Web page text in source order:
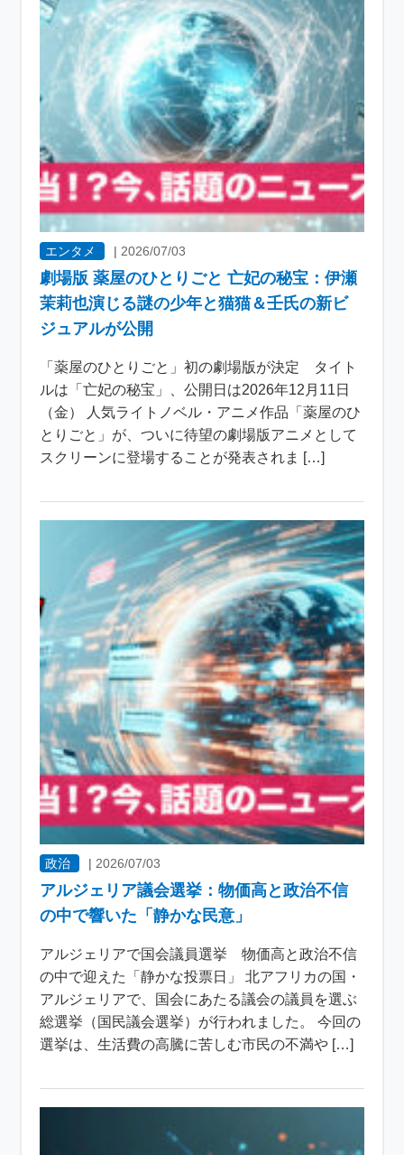
エンタメ | 2026/07/03
劇場版 薬屋のひとりごと 亡妃の秘宝：伊瀬
茉莉也演じる謎の少年と猫猫＆壬氏の新ビ
ジュアルが公開
「薬屋のひとりごと」初の劇場版が決定 タイト
ルは「亡妃の秘宝」、公開日は2026年12月11日
（金） 人気ライトノベル・アニメ作品「薬屋のひ
とりごと」が、ついに待望の劇場版アニメとして
スクリーンに登場することが発表されま […]
政治 |2026/07/03
アルジェリア議会選挙：物価高と政治不信
の中で響いた「静かな民意」
アルジェリアで国会議員選挙 物価高と政治不信
の中で迎えた「静かな投票日」 北アフリカの国・
アルジェリアで、国会にあたる議会の議員を選ぶ
総選挙（国民議会選挙）が行われました。 今回の
選挙は、生活費の高騰に苦しむ市民の不満や […]